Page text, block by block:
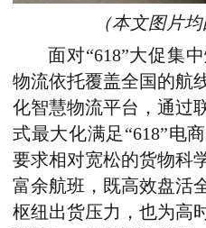
（本文图片
面对“618”大促集
物流依托覆盖全国的航
化智慧物流平台，通过
式最大化满足“618”电
要求相对宽松的货物科
富余航班，既高效盘活
枢纽出货压力，也为高